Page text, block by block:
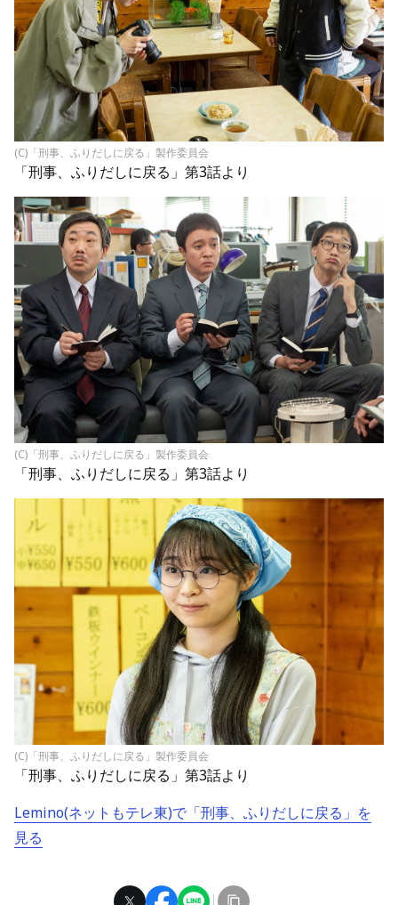
(C)「刑事、ふりだしに戻る」製作委員会
「刑事、ふりだしに戻る」第3話より
(C)「刑事、ふりだしに戻る」製作委員会
「刑事、ふりだしに戻る」第3話より
(C)「刑事、ふりだしに戻る」製作委員会
「刑事、ふりだしに戻る」第3話より
Lemino(ネットもテレ東)で「刑事、ふりだしに戻る」を
見る